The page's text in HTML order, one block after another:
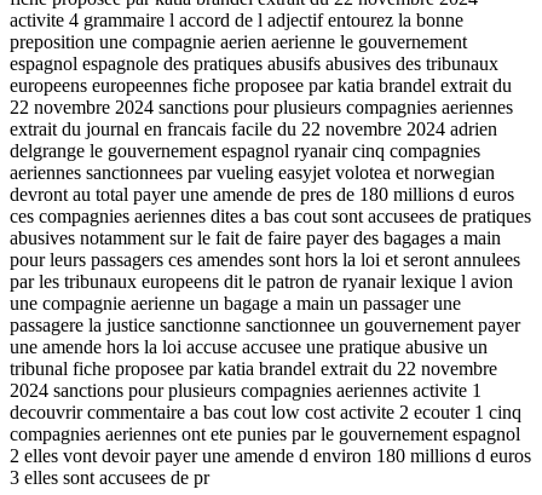
activite 4 grammaire l accord de l adjectif entourez la bonne
preposition une compagnie aerien aerienne le gouvernement
espagnol espagnole des pratiques abusifs abusives des tribunaux
europeens europeennes fiche proposee par katia brandel extrait du
22 novembre 2024 sanctions pour plusieurs compagnies aeriennes
extrait du journal en francais facile du 22 novembre 2024 adrien
delgrange le gouvernement espagnol ryanair cinq compagnies
aeriennes sanctionnees par vueling easyjet volotea et norwegian
devront au total payer une amende de pres de 180 millions d euros
ces compagnies aeriennes dites a bas cout sont accusees de pratiques
abusives notamment sur le fait de faire payer des bagages a main
pour leurs passagers ces amendes sont hors la loi et seront annulees
par les tribunaux europeens dit le patron de ryanair lexique l avion
une compagnie aerienne un bagage a main un passager une
passagere la justice sanctionne sanctionnee un gouvernement payer
une amende hors la loi accuse accusee une pratique abusive un
tribunal fiche proposee par katia brandel extrait du 22 novembre
2024 sanctions pour plusieurs compagnies aeriennes activite 1
decouvrir commentaire a bas cout low cost activite 2 ecouter 1 cinq
compagnies aeriennes ont ete punies par le gouvernement espagnol
2 elles vont devoir payer une amende d environ 180 millions d euros
3 elles sont accusees de pr